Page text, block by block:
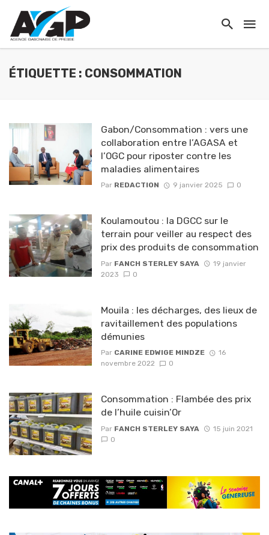
ÉTIQUETTE : CONSOMMATION
Gabon/Consommation : vers une
collaboration entre l’AGASA et
l’OGC pour riposter contre les
maladies alimentaires
Par REDACTION 9 janvier 2025 0
Koulamoutou : la DGCC sur le
terrain pour veiller au respect des
prix des produits de consommation
Par FANCH STERLEY SAYA
19 janvier
2023
0
Mouila : les décharges, des lieux de
ravitaillement des populations
démunies
Par CARINE EDWIGE MINDZE
16
novembre 2022
0
Consommation : Flambée des prix
de l’huile cuisin’Or
Par FANCH STERLEY SAYA
15 juin 2021
0